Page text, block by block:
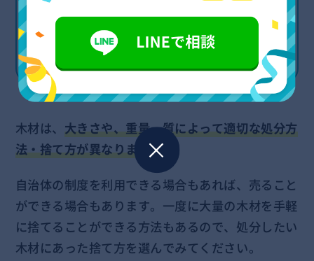
④ フリマやオークションを活用する
⑤ リサイクルショップを活用する(買取)
⑥ 不用品回収業者に依頼する
木材は、 大きさや、重量、質によって適切な処分方
法・捨て方が異なります。
自治体の制度を利用できる場合もあれば、売ること
ができる場合もあります。一度に大量の木材を手軽
に捨てることができる方法もあるので、処分したい
木材にあった捨て方を選んでみてください。